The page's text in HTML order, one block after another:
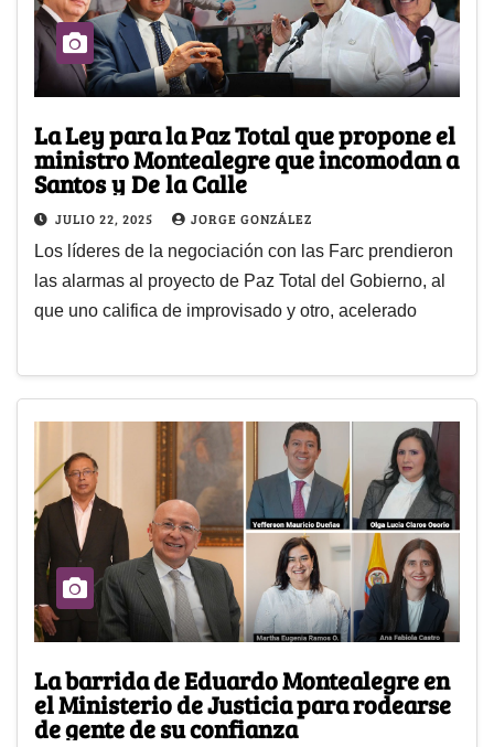
La Ley para la Paz Total que propone el
ministro Montealegre que incomodan a
Santos y De la Calle
JULIO 22, 2025 JORGE GONZÁLEZ
Los líderes de la negociación con las Farc prendieron
las alarmas al proyecto de Paz Total del Gobierno, al
que uno califica de improvisado y otro, acelerado
La barrida de Eduardo Montealegre en
el Ministerio de Justicia para rodearse
de gente de su confianza